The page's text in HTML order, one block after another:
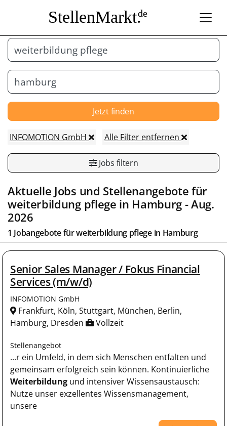
StellenMarkt.de
Jetzt finden
INFOMOTION GmbH Alle Filter entfernen
Jobs filtern
Aktuelle Jobs und Stellenangebote für
weiterbildung pflege in Hamburg- Aug.
2026
1 Jobangebote für weiterbildung pflege in Hamburg
Senior Sales Manager / Fokus Financial
Services (m/w/d)
INFOMOTION GmbH
Frankfurt, Köln, Stuttgart, München, Berlin,
Hamburg, Dresden
Vollzeit
Stellenangebot
...r ein Umfeld, in dem sich Menschen entfalten und
gemeinsam erfolgreich sein können. Kontinuierliche
Weiterbildung und intensiver Wissensaustausch:
Nutze unser exzellentes Wissensmanagement,
unsere